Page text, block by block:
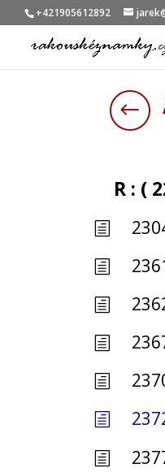
+421905612892
#
R : (
h
h
h
h
h
h
h